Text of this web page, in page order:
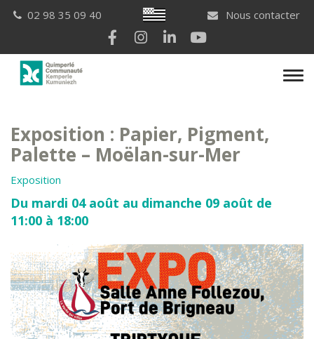
Breton
02 98 35 09 40
Nous contacter
Lien vers le compte Facebook
Lien vers le compte Instagram
Lien vers le compte
Exposition : Papier, Pigment,
Palette – Moëlan-sur-Mer
Exposition
Du mardi 04 août au dimanche 09 août de
11:00 à 18:00